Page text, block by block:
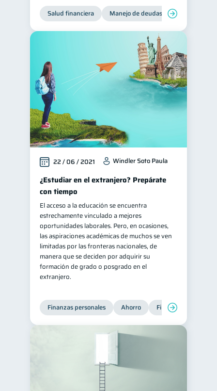
Salud financiera Manejo de deudas
22 / 06 / 2021 Windler Soto Paula
¿Estudiar en el extranjero? Prepárate
con tiempo
El acceso a la educación se encuentra
estrechamente vinculado a mejores
oportunidades laborales. Pero, en ocasiones,
las aspiraciones académicas de muchos se ven
limitadas por las fronteras nacionales, de
manera que se deciden por adquirir su
formación de grado o posgrado en el
extranjero.
Finanzas personales Ahorro Finanzas para